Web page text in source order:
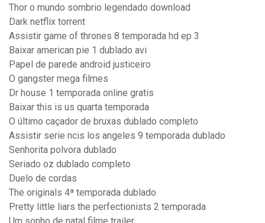
Thor o mundo sombrio legendado download
Dark netflix torrent
Assistir game of thrones 8 temporada hd ep 3
Baixar american pie 1 dublado avi
Papel de parede android justiceiro
O gangster mega filmes
Dr house 1 temporada online gratis
Baixar this is us quarta temporada
O último caçador de bruxas dublado completo
Assistir serie ncis los angeles 9 temporada dublado
Senhorita polvora dublado
Seriado oz dublado completo
Duelo de cordas
The originals 4ª temporada dublado
Pretty little liars the perfectionists 2 temporada